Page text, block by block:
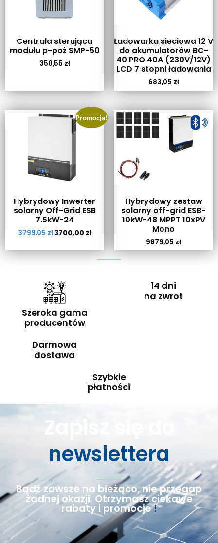
Centrala sterująca
modułu p-poż SMP-50
350,55 zł
Ładowarka sieciowa 12 V
do akumulatorów BC-
40 PRO 40A (230V/12V)
LCD 7 stopni ładowania
683,05 zł
Promocja!
Hybrydowy Inwerter
solarny Off-Grid ESB
7.5kW-24
3799,05zł3700,00 zł
Hybrydowy zestaw
solarny off-grid ESB-
10kW-48 MPPT 10xPV
Mono
9879,05 zł
Szeroka gama
producentów
14 dni
na zwrot
Darmowa
dostawa
Szybkie
płatności
Zapisz się do
newslettera
Bądź zawsze na bieżąco, nie przegap
żadnej okazji. Otrzymasz ciekawe
rabaty i promocje!